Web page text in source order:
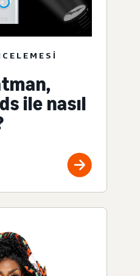
ile nasıl